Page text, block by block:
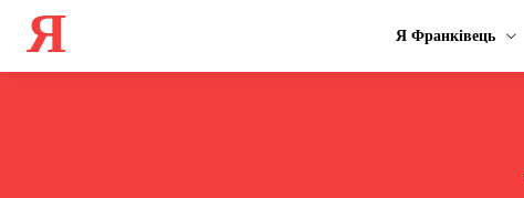
Я Я Франківець